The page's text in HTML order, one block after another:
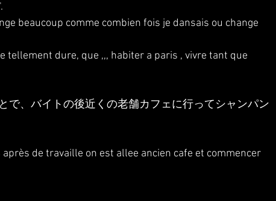
beaucoup comme combien fois je dansais ou change
tellement dure, que ,,, habiter a paris , vivre tant que
で、バイトの後近くの老舗カフェに行ってシャンパン
de travaille on est allee ancien cafe et commencer